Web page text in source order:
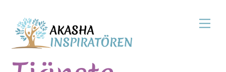
content